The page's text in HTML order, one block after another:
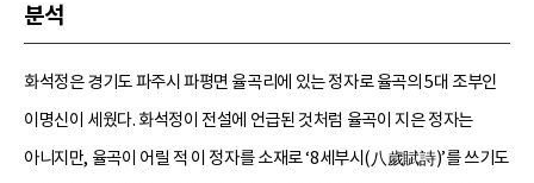
분석
화석정은 경기도 파주시 파평면 율곡리에 있는 정자로 율곡의 5대 조부인
이명신이 세웠다. 화석정이 전설에 언급된 것처럼 율곡이 지은 정자는
아니지만, 율곡이 어릴 적 이 정자를 소재로 ‘8세부시(八歲賦詩)’를 쓰기도